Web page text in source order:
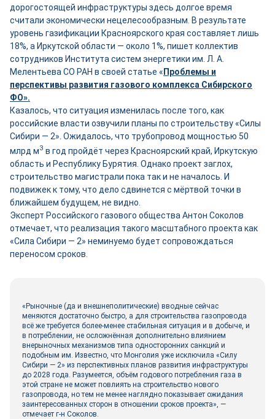
дорогостоящей инфраструктуры здесь долгое время
считали экономически нецелесообразным. В результате
уровень газификации Красноярского края составляет лишь
18%, а Иркутской области — около 1%, пишет коллектив
сотрудников Института систем энергетики им. Л. А.
Мелентьева СО РАН в своей статье « Проблемы и
перспективы развития газового комплекса Сибирского
ФО».
Казалось, что ситуация изменилась после того, как
российские власти озвучили планы по строительству «Силы
Сибири — 2». Ожидалось, что трубопровод мощностью 50
млрд м3 в год пройдёт через Красноярский край, Иркутскую
область и Республику Бурятия. Однако проект заглох,
строительство магистрали пока так и не началось. И
подвижек к тому, что дело сдвинется с мёртвой точки в
ближайшем будущем, не видно.
Эксперт Российского газового общества Антон Соколов
отмечает, что реализация такого масштабного проекта как
«Сила Сибири — 2» неминуемо будет сопровождаться
переносом сроков.
«Рыночные (да и внешнеполитические) вводные сейчас
меняются достаточно быстро, а для строительства газопровода
всё же требуется более-менее стабильная ситуация и в добыче, и
в потреблении, не осложнённая дополнительно влиянием
внерыночных механизмов типа односторонних санкций и
подобным им. Известно, что Монголия уже исключила «Силу
Сибири — 2» из перспективных планов развития инфраструктуры
до 2028 года. Разумеется, объём годового потребления газа в
этой стране не может повлиять на строительство нового
газопровода, но тем не менее наглядно показывает ожидания
заинтересованных сторон в отношении сроков проекта», —
отмечает г-н Соколов.